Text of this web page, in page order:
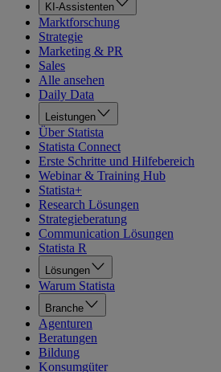
KI-Assistenten
Marktforschung
Strategie
Marketing & PR
Sales
Alle ansehen
Daily Data
Leistungen
Über Statista
Statista Connect
Erste Schritte und Hilfebereich
Webinar & Training Hub
Statista+
Research Lösungen
Strategieberatung
Communication Lösungen
Statista R
Lösungen
Warum Statista
Branche
Agenturen
Beratungen
Bildung
Konsumgüter